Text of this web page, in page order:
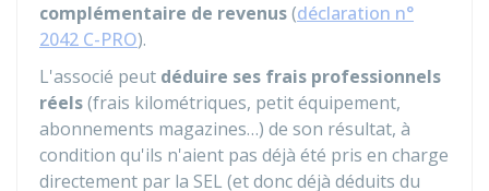
complémentaire de revenus(déclaration n°
2042 C-PRO).
L'associé peut déduire ses frais professionnels
réels(frais kilométriques, petit équipement,
abonnements magazines…) de son résultat, à
condition qu'ils n'aient pas déjà été pris en charge
directement par la SEL (et donc déjà déduits du